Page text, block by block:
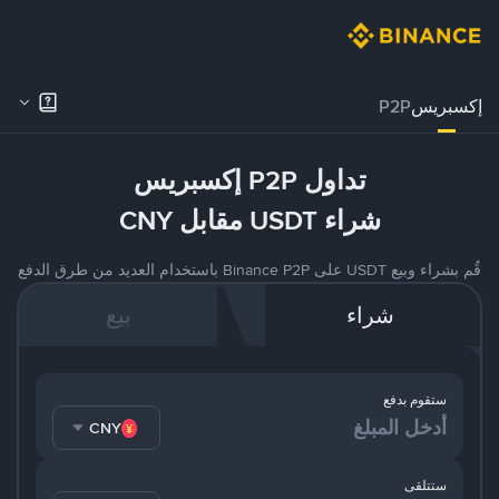
إكسبريسP2P
تداول P2P إكسبريس
شراء USDT مقابل CNY
قُم بشراء وبيع USDT على Binance P2P باستخدام العديد من طرق الدفع
شراء بيع
ستقوم بدفع
CNY
ستتلقى